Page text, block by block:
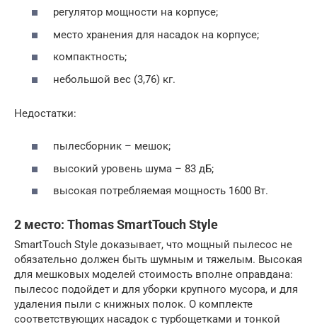
регулятор мощности на корпусе;
место хранения для насадок на корпусе;
компактность;
небольшой вес (3,76) кг.
Недостатки:
пылесборник – мешок;
высокий уровень шума – 83 дБ;
высокая потребляемая мощность 1600 Вт.
2 место: Thomas SmartTouch Style
SmartTouch Style доказывает, что мощный пылесос не
обязательно должен быть шумным и тяжелым. Высокая
для мешковых моделей стоимость вполне оправдана:
пылесос подойдет и для уборки крупного мусора, и для
удаления пыли с книжных полок. О комплекте
соответствующих насадок с турбощетками и тонкой